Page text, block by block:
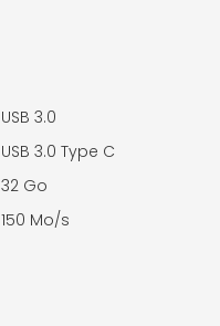
USB 3.0
USB 3.0 Type C
32 Go
150 Mo/s